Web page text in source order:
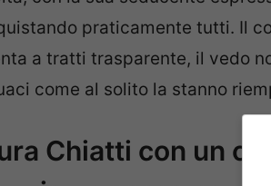
praticamente tutti. Il
a tratti trasparente, il vedo
come al solito la stanno
Chiatti con un